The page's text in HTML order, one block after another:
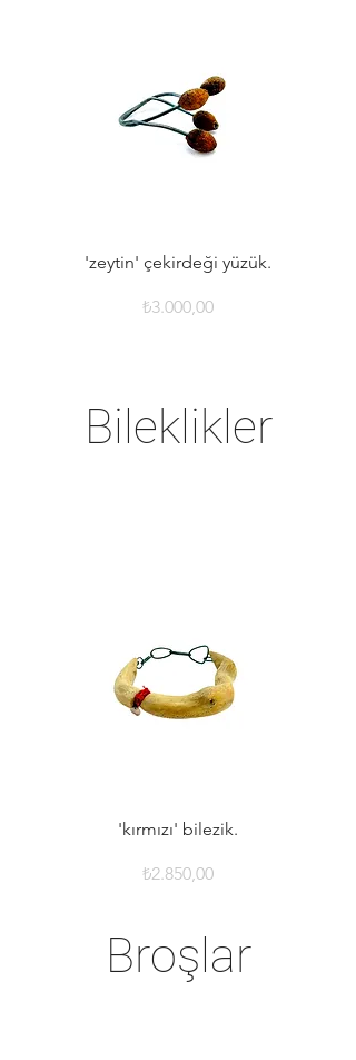
'zeytin' çekirdeği yüzük.
Fiyat
₺3.000,00
Bileklikler
'kırmızı' bilezik.
Fiyat
₺2.850,00
Broşlar